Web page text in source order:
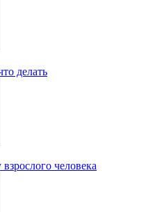
делать
человека